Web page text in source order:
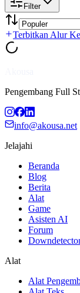
Filter
Terbitkan Alur
Pengembang Full
info@akousa.net
Jelajahi
Beranda
Blog
Berita
Alat
Game
Asisten AI
Forum
Alat
Alat